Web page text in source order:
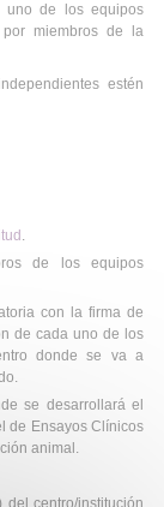
uno de los equipos
por miembros de la
estén
.
de los equipos
con la firma de
de cada uno de los
donde se va a
se desarrollará el
de Ensayos Clínicos
animal.
del centro/institución